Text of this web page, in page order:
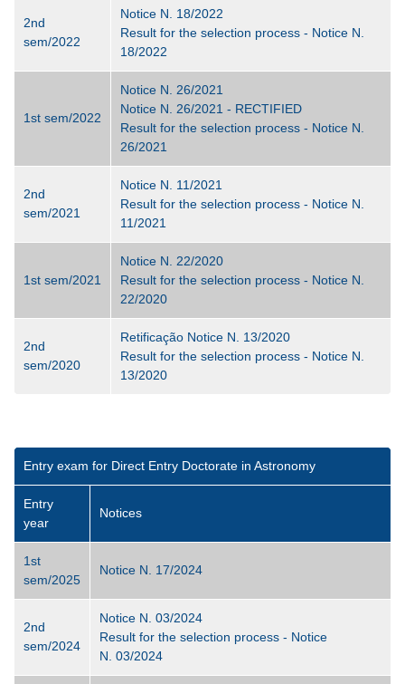
2nd
sem/2022
Notice N. 18/2022
Result for the selection process - Notice N.
18/2022
1st sem/2022
Notice N. 26/2021
Notice N. 26/2021 - RECTIFIED
Result for the selection process - Notice N.
26/2021
2nd
sem/2021
Notice N. 11/2021
Result for the selection process - Notice N.
11/2021
1st sem/2021
Notice N. 22/2020
Result for the selection process - Notice N.
22/2020
2nd
sem/2020
Retificação Notice N. 13/2020
Result for the selection process - Notice N.
13/2020
Entry exam for Direct Entry Doctorate in Astronomy
Entry
year
Notices
1st
sem/2025
Notice N. 17/2024
2nd
sem/2024
Notice N. 03/2024
Result for the selection process - Notice
N. 03/2024